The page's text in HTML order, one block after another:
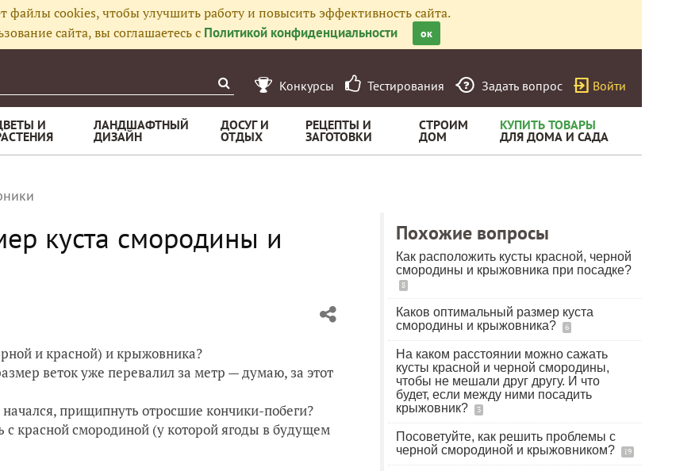
файлы cookies, чтобы улучшить работу и повысить эффективность сайта.
сайта, вы соглашаетесь с Политикой конфиденциальности ок
Конкурсы Тестирования Задать вопрос Войти
И ЛАНДШАФТНЫЙ
ДИЗАЙН
ДОСУГ И
ОТДЫХ
РЕЦЕПТЫ И
ЗАГОТОВКИ
СТРОИМ
ДОМ
КУПИТЬ ТОВАРЫ
ДЛЯ ДОМА И САДА
куста смородины и
и красной) и крыжовника?
веток уже перевалил за метр — думаю, за этот
прищипнуть отросшие кончики-побеги?
красной смородиной (у которой ягоды в будущем
Похожие вопросы
Как расположить кусты красной, черной
смородины и крыжовника при посадке?
8
Каков оптимальный размер куста
смородины и крыжовника?
6
На каком расстоянии можно сажать
кусты красной и черной смородины,
чтобы не мешали друг другу. И что
будет, если между ними посадить
крыжовник?
3
Посоветуйте, как решить проблемы с
черной смородиной и крыжовником?
19